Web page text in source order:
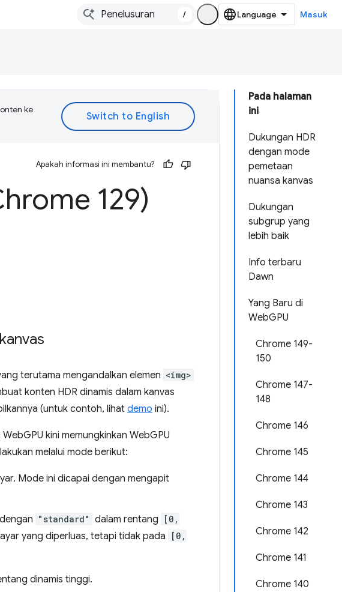
/ Masuk
Pada halaman
ini
Dukungan HDR
dengan mode
pemetaan
nuansa kanvas
Dukungan
subgrup yang
lebih baik
Info terbaru
Dawn
Yang Baru di
WebGPU
Chrome 149-
150
Chrome 147-
148
Chrome 146
Chrome 145
Chrome 144
Chrome 143
Chrome 142
Chrome 141
Chrome 140
ke
Apakah informasi ini membantu?
129)
terutama mengandalkan elemen <img>
konten HDR dinamis dalam kanvas
(untuk contoh, lihat demo ini).
kini memungkinkan WebGPU
melalui mode berikut:
Mode ini dicapai dengan mengapit
"standard" dalam rentang
[0,
yang diperluas, tetapi tidak pada
[0,
dinamis tinggi.